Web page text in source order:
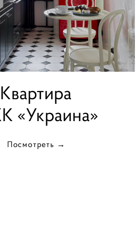
Квартира
«Украина»
Посмотреть →